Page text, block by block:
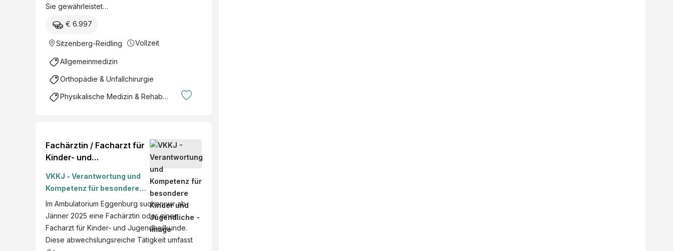
Sie gewährleistet…
€ 6.997
Sitzenberg-Reidling Vollzeit
Allgemeinmedizin
Orthopädie & Unfallchirurgie
Physikalische Medizin & Rehabilitation
Fachärztin / Facharzt für
Kinder- und
VKKJ - Verantwortung und
Kompetenz für besondere
Kinder und Jugendliche
Im Ambulatorium Eggenburg suchen wir ab
Jänner 2025 eine Fachärztin oder einen
Facharzt für Kinder- und Jugendheilkunde.
Diese abwechslungsreiche Tätigkeit umfasst